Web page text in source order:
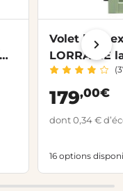
Volet bois
LORRAINE
179,00€
dont 0,34 €
16 options